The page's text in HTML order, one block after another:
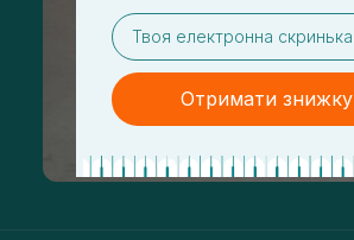
email
Отримати знижку